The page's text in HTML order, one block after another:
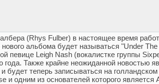
(Rhys Fulber) в настоящее время
альбома будет называться "Under
певице Leigh Nash (вокалистке группы
Также крайне неожиданной новостью
будет теперь записываться на
одним из основателей которого является